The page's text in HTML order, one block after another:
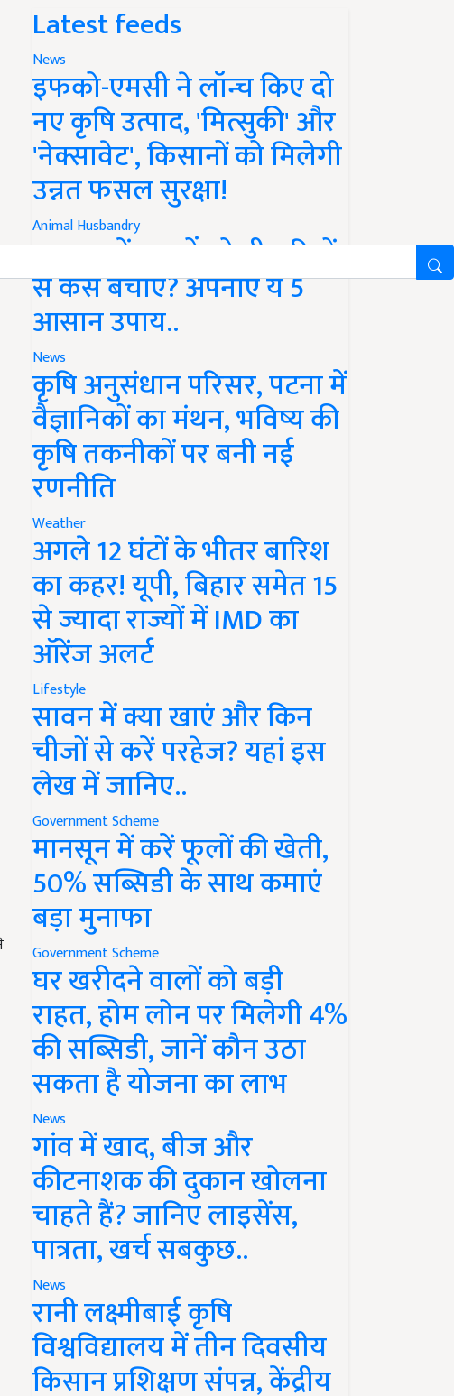
Latest feeds
News
इफको-एमसी ने लॉन्च किए दो
नए कृषि उत्पाद, 'मित्सुकी' और
'नेक्सावेट', किसानों को मिलेगी
उन्नत फसल सुरक्षा!
Animal Husbandry
बरसात में पशुओं को बीमारियों
से कैसे बचाएं? अपनाएं ये 5
आसान उपाय..
News
कृषि अनुसंधान परिसर, पटना में
वैज्ञानिकों का मंथन, भविष्य की
कृषि तकनीकों पर बनी नई
रणनीति
Weather
अगले 12 घंटों के भीतर बारिश
का कहर! यूपी, बिहार समेत 15
से ज्यादा राज्यों में IMD का
ऑरेंज अलर्ट
Lifestyle
सावन में क्या खाएं और किन
चीजों से करें परहेज? यहां इस
लेख में जानिए..
Government Scheme
मानसून में करें फूलों की खेती,
50% सब्सिडी के साथ कमाएं
बड़ा मुनाफा
Government Scheme
घर खरीदने वालों को बड़ी
राहत, होम लोन पर मिलेगी 4%
की सब्सिडी, जानें कौन उठा
सकता है योजना का लाभ
News
गांव में खाद, बीज और
कीटनाशक की दुकान खोलना
चाहते हैं? जानिए लाइसेंस,
पात्रता, खर्च सबकुछ..
News
रानी लक्ष्मीबाई कृषि
विश्वविद्यालय में तीन दिवसीय
किसान प्रशिक्षण संपन्न, केंद्रीय